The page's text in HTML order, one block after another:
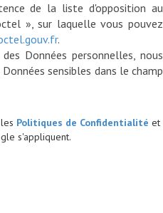
de la liste d'opposition au
», sur laquelle vous pouvez
.
Données personnelles, nous
sensibles dans le champ
Politiques de Confidentialité et
s'appliquent.